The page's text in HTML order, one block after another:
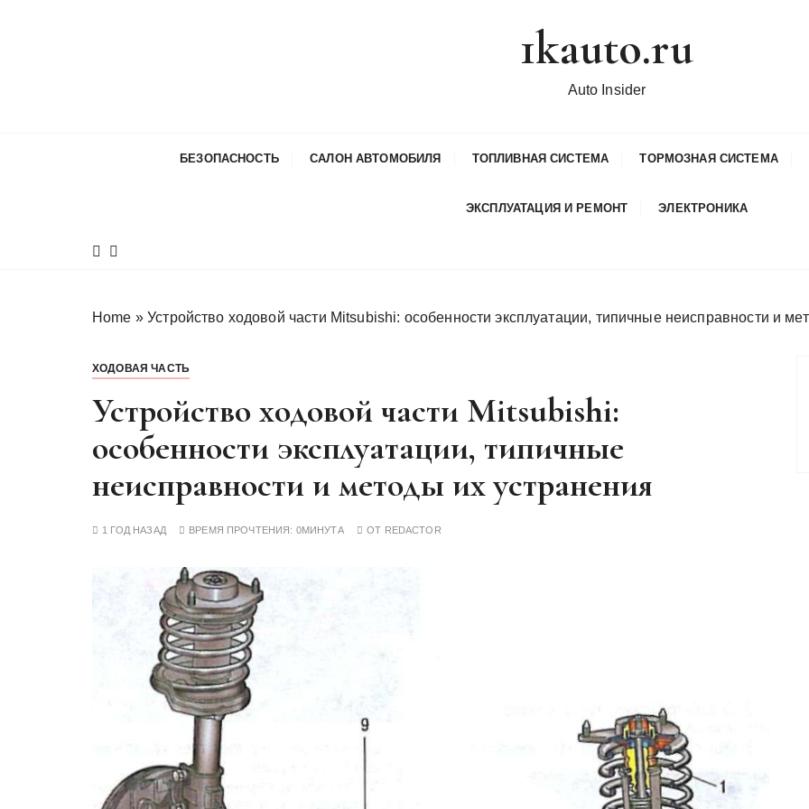
1kauto.ru
Auto Insider
БЕЗОПАСНОСТЬ САЛОН АВТОМОБИЛЯ ТОПЛИВНАЯ СИСТЕМА ТОРМОЗНАЯ СИСТЕМА
ЭКСПЛУАТАЦИЯ И РЕМОНТ ЭЛЕКТРОНИКА
Home »Устройство ходовой части Mitsubishi: особенности эксплуатации, типичные неисправности и
ХОДОВАЯ ЧАСТЬ
Устройство ходовой части Mitsubishi:
особенности эксплуатации, типичные
неисправности и методы их устранения
1 ГОД НАЗАД ВРЕМЯ ПРОЧТЕНИЯ: 0МИНУТА ОТ REDACTOR